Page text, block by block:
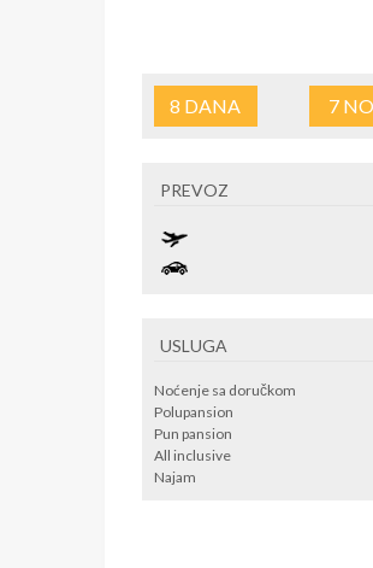
8 DANA 7
PREVOZ
USLUGA
Noćenje sa doručkom
Polupansion
Pun pansion
All inclusive
Najam